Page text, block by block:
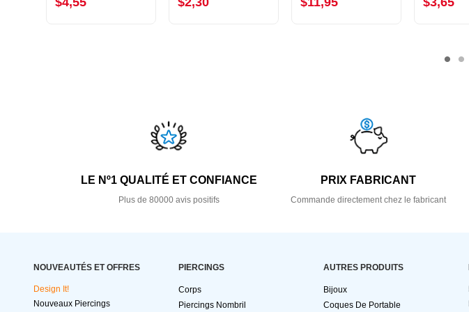
LE Nº1 QUALITÉ ET CONFIANCE
Plus de 80000 avis positifs
PRIX FABRICANT
Commande directement chez le fabricant
NOUVEAUTÉS ET OFFRES
Design It!
Nouveaux Piercings
PIERCINGS
Corps
Piercings Nombril
AUTRES PRODUITS
Bijoux
Coques De Portable